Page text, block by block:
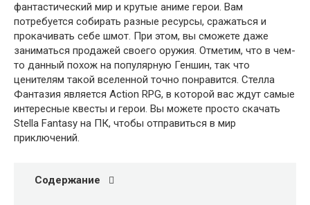
фантастический мир и крутые аниме герои. Вам
потребуется собирать разные ресурсы, сражаться и
прокачивать себе шмот. При этом, вы сможете даже
заниматься продажей своего оружия. Отметим, что в чем-
то данный похож на популярную Геншин, так что
ценителям такой вселенной точно понравится. Стелла
Фантазия является Action RPG, в которой вас ждут самые
интересные квесты и герои. Вы можете просто скачать
Stella Fantasy на ПК, чтобы отправиться в мир
приключений.
Содержание